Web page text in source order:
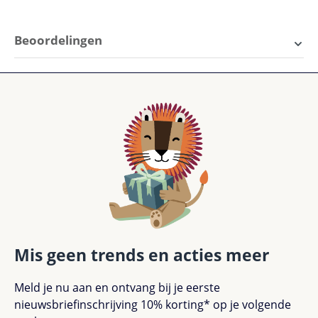
Beoordelingen
Gemiddelde waardering van 0 van 5 sterren
Geef een beoordeling
Deel jouw ervaringen met andere klanten.
Beoordeling schrijven
Geen beoordelingen gevonden. Deel je
Mis geen trends en acties meer
Meld je nu aan en ontvang bij je eerste
nieuwsbriefinschrijving 10% korting* op je volgende